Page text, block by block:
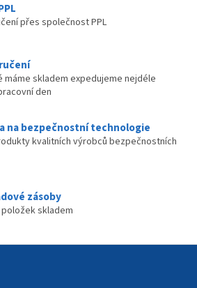
i
s
přes společnost PPL
máme skladem expedujeme nejdéle
den
na bezpečnostní technologie
kvalitních výrobců bezpečnostních
zásoby
položek skladem